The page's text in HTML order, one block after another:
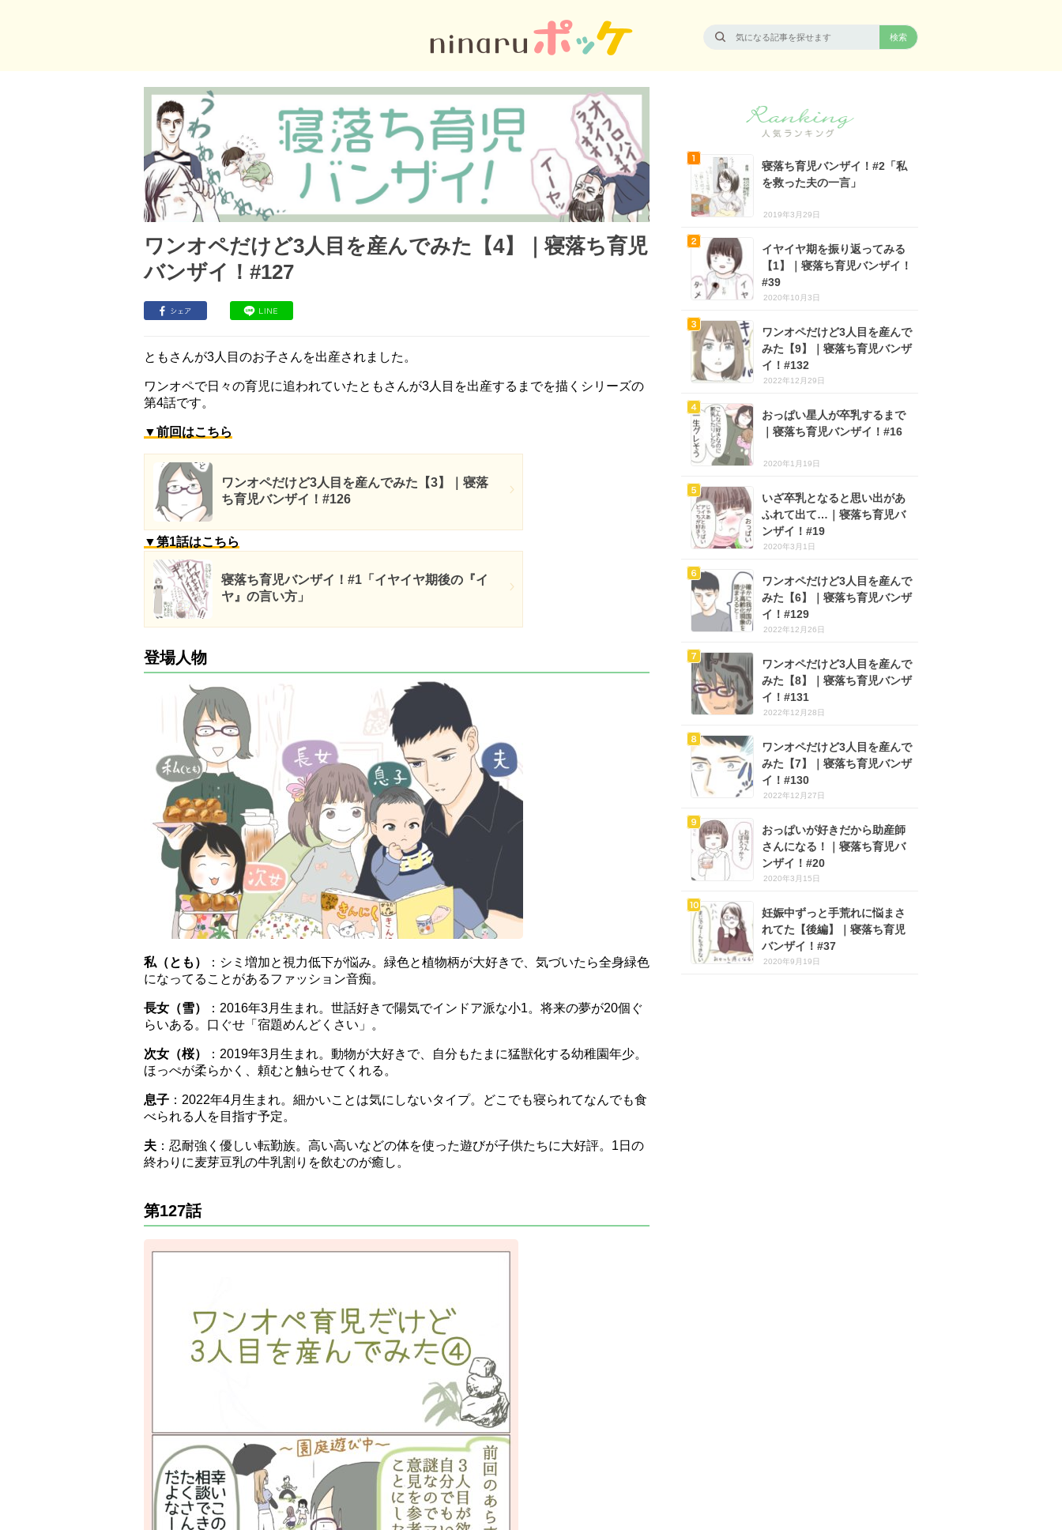
ワンオペだけど3人目を産んでみた【4】｜寝落ち育児
バンザイ！#127
ともさんが3人目のお子さんを出産されました。
ワンオペで日々の育児に追われていたともさんが3人目を出産するまでを描くシリーズの
第4話です。
▼前回はこちら
ワンオペだけど3人目を産んでみた【3】｜寝落
ち育児バンザイ！#126
▼第1話はこちら
寝落ち育児バンザイ！#1「イヤイヤ期後の『イ
ヤ』の言い方」
登場人物
私（とも）
：シミ増加と視力低下が悩み。緑色と植物柄が大好きで、気づいたら全身緑色
になってることがあるファッション音痴。
長女（雪）
：2016年3月生まれ。世話好きで陽気でインドア派な小1。将来の夢が20個ぐ
らいある。口ぐせ「宿題めんどくさい」。
次女（桜）
：2019年3月生まれ。動物が大好きで、自分もたまに猛獣化する幼稚園年少。
ほっぺが柔らかく、頼むと触らせてくれる。
息子 ：2022年4月生まれ。細かいことは気にしないタイプ。どこでも寝られてなんでも食
べられる人を目指す予定。
夫 ：忍耐強く優しい転勤族。高い高いなどの体を使った遊びが子供たちに大好評。1日の
終わりに麦芽豆乳の牛乳割りを飲むのが癒し。
第127話
寝落ち育児バンザイ！#2「私
を救った夫の一言」
2019年3月29日
イヤイヤ期を振り返ってみる
【1】｜寝落ち育児バンザイ！
#39
2020年10月3日
ワンオペだけど3人目を産んで
みた【9】｜寝落ち育児バンザ
イ！#132
2022年12月29日
おっぱい星人が卒乳するまで
｜寝落ち育児バンザイ！#16
2020年1月19日
いざ卒乳となると思い出があ
ふれて出て…｜寝落ち育児バ
ンザイ！#19
2020年3月1日
ワンオペだけど3人目を産んで
みた【6】｜寝落ち育児バンザ
イ！#129
2022年12月26日
ワンオペだけど3人目を産んで
みた【8】｜寝落ち育児バンザ
イ！#131
2022年12月28日
ワンオペだけど3人目を産んで
みた【7】｜寝落ち育児バンザ
イ！#130
2022年12月27日
おっぱいが好きだから助産師
さんになる！｜寝落ち育児バ
ンザイ！#20
2020年3月15日
妊娠中ずっと手荒れに悩まさ
れてた【後編】｜寝落ち育児
バンザイ！#37
2020年9月19日